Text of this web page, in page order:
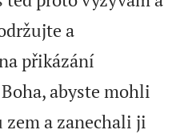
a
přikázání
abyste mohli
a zanechali ji